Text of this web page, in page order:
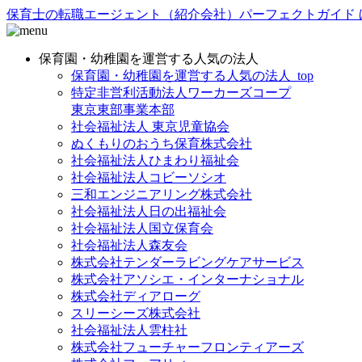
保育士の転職エージェント（紹介会社）パーフェクトガイド
保育園・幼稚園を運営する人気の法人
保育園・幼稚園を運営する人気の法人_top
特定非営利活動法人ワーカーズコープ
東京東部事業本部
社会福祉法人 東京児童協会
ぬくもりのおうち保育株式会社
社会福祉法人ひまわり福祉会
社会福祉法人コビーソシオ
三和エンジニアリング株式会社
社会福祉法人日の出福祉会
社会福祉法人国立保育会
社会福祉法人森友会
株式会社テンダーラビングケアサービス
株式会社アソシエ・インターナショナル
株式会社ディアローグ
スリーシーズ株式会社
社会福祉法人雲柱社
株式会社フューチャーフロンティアーズ